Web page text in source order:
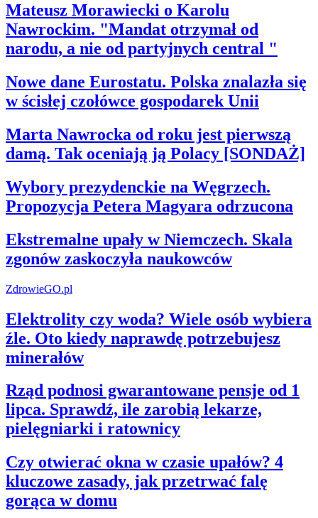
Mateusz Morawiecki o Karolu
Nawrockim. "Mandat otrzymał od
narodu, a nie od partyjnych central "
Nowe dane Eurostatu. Polska znalazła się
w ścisłej czołówce gospodarek Unii
Marta Nawrocka od roku jest pierwszą
damą. Tak oceniają ją Polacy [SONDAŻ]
Wybory prezydenckie na Węgrzech.
Propozycja Petera Magyara odrzucona
Ekstremalne upały w Niemczech. Skala
zgonów zaskoczyła naukowców
ZdrowieGO.pl
Elektrolity czy woda? Wiele osób wybiera
źle. Oto kiedy naprawdę potrzebujesz
minerałów
Rząd podnosi gwarantowane pensje od 1
lipca. Sprawdź, ile zarobią lekarze,
pielęgniarki i ratownicy
Czy otwierać okna w czasie upałów? 4
kluczowe zasady, jak przetrwać falę
gorąca w domu